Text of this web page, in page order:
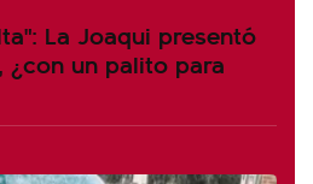
La Joaqui presentó
¿con un palito para